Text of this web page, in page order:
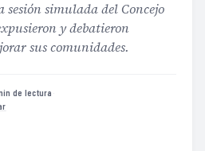
simulada del Concejo
y debatieron
sus comunidades.
de lectura ·